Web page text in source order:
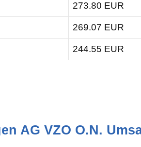
273.80 EUR
269.07 EUR
244.55 EUR
AG VZO O.N.